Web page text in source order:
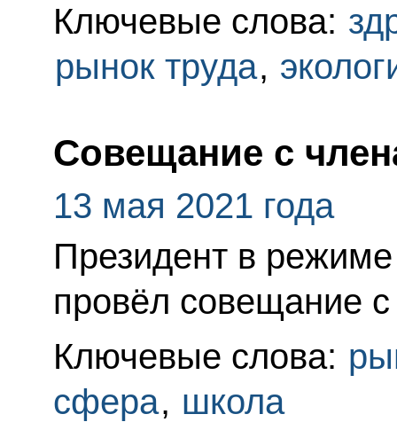
Ключевые слова:
рынок труда,
Совещание с
13 мая 2021 года
Президент в
провёл совещание
Ключевые слова:
сфера, школа